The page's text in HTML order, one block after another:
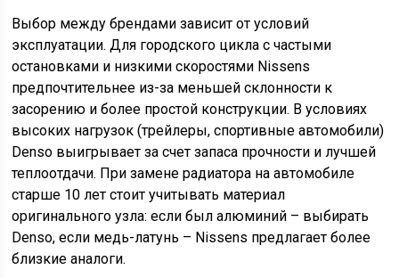
Выбор между брендами зависит от условий
эксплуатации. Для городского цикла с частыми
остановками и низкими скоростями Nissens
предпочтительнее из-за меньшей склонности к
засорению и более простой конструкции. В условиях
высоких нагрузок (трейлеры, спортивные автомобили)
Denso выигрывает за счет запаса прочности и лучшей
теплоотдачи. При замене радиатора на автомобиле
старше 10 лет стоит учитывать материал
оригинального узла: если был алюминий – выбирать
Denso, если медь-латунь – Nissens предлагает более
близкие аналоги.